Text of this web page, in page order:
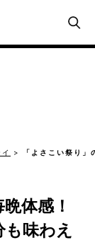
「よさこい祭り
体感！
味わえ